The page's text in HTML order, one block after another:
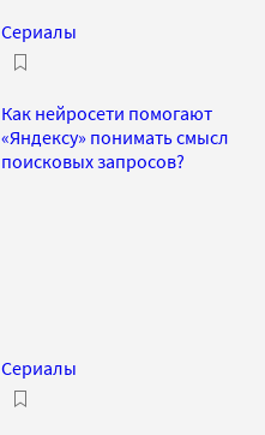
Сериалы
Как нейросети помогают
«Яндексу» понимать смысл
поисковых запросов?
Сериалы